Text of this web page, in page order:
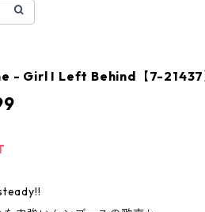
- Girl I Left Behind【7-21437